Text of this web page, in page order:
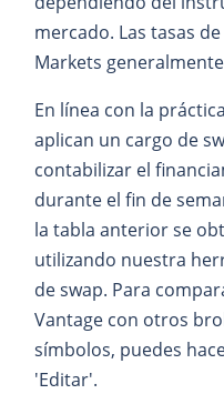
mercado. Las tasas
Markets
En línea con la
aplican un cargo de
contabilizar el
durante el fin de
la tabla anterior se
utilizando nuestra
de swap. Para
Vantage con otros
símbolos, puedes
'Editar'.